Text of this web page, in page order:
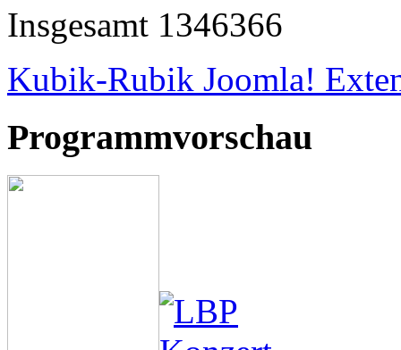
Insgesamt 1346366
Kubik-Rubik Joomla!
Programmvorschau